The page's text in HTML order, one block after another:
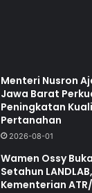
Menteri Nusron
Jawa Barat
Peningkatan
Pertanahan
2026-08-01
Wamen Ossy
Setahun
Kementerian